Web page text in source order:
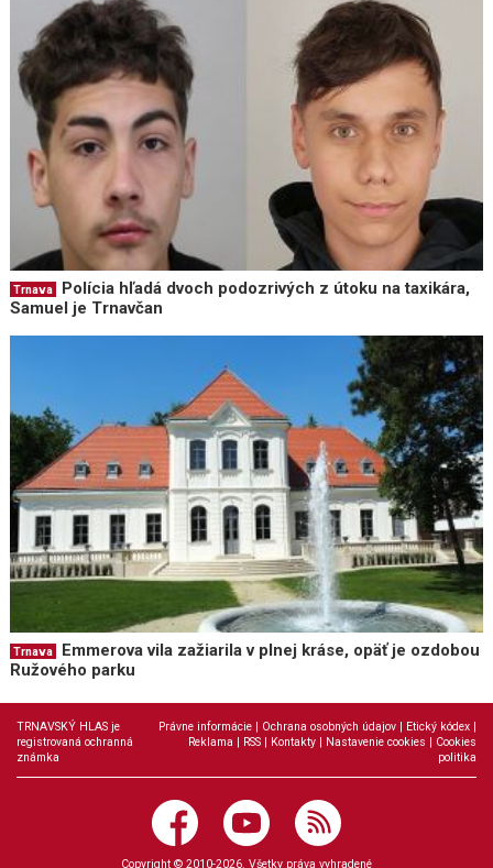
Trnava
Polícia hľadá dvoch podozrivých z útoku na taxikára,
Samuel je Trnavčan
Trnava
Emmerova vila zažiarila v plnej kráse, opäť je ozdobou
Ružového parku
TRNAVSKÝ HLAS je
registrovaná ochranná
známka
Právne informácie Ochrana osobných údajov Etický kódex
Reklama
RSS Kontakty Nastavenie cookies
Cookies
politika
Copyright © 2010-2026. Všetky práva vyhradené